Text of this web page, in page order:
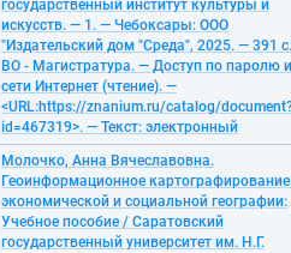
государственный институт культуры и
искусств. — 1. — Чебоксары: ООО
"Издательский дом "Среда", 2025. — 391
ВО - Магистратура. — Доступ по паролю
сети Интернет (чтение). —
<URL:https://znanium.ru/catalog/
id=467319>. — Текст: электронный
Молочко, Анна Вячеславовна.
Геоинформационное
экономической и социальной географии:
Учебное пособие / Саратовский
государственный университет им. Н.Г.